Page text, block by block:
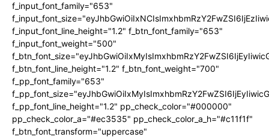
f_input_font_family="653"
f_input_font_line_height="1.2" f_btn_font_family="653"
f_input_font_weight="500"
f_btn_font_line_height="1.2" f_btn_font_weight="700"
f_pp_font_family="653"
f_pp_font_line_height="1.2" pp_check_color="#000000"
pp_check_color_a="#ec3535" pp_check_color_a_h="#c11f1f"
f_btn_font_transform="uppercase"